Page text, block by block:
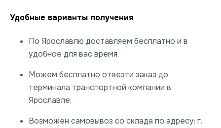
Удобные варианты получения
По Ярославлю доставляем бесплатно и в
удобное для вас время.
Можем бесплатно отвезти заказ до
терминала транспортной компании в
Ярославле.
Возможен самовывоз со склада по адресу: г.